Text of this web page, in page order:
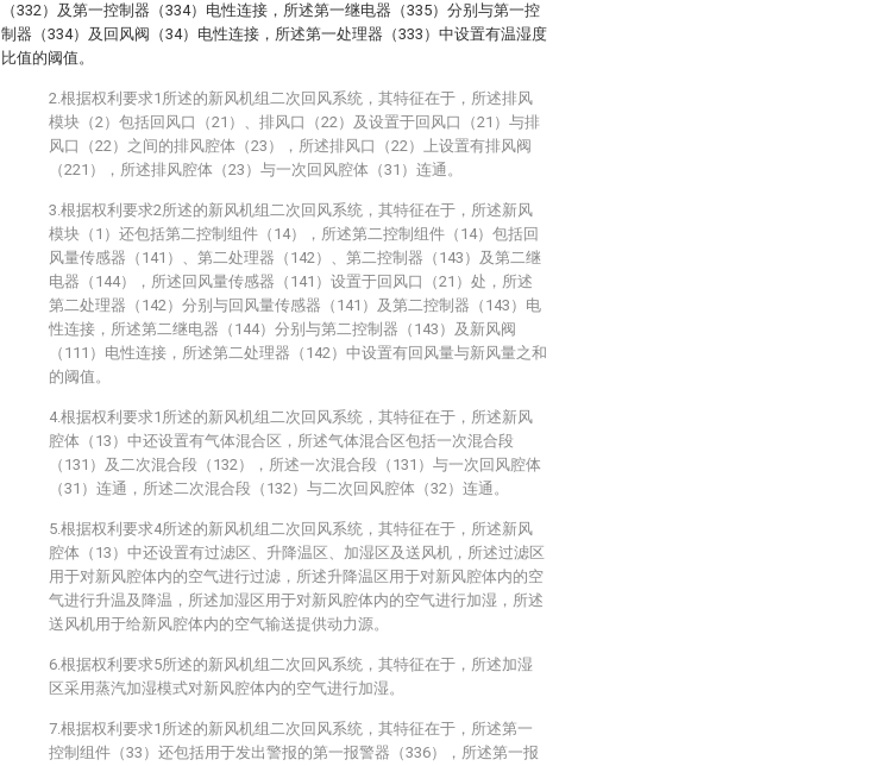
（332）及第一控制器（334）电性连接，所述第一继电器（335）分别与第一控
制器（334）及回风阀（34）电性连接，所述第一处理器（333）中设置有温湿度
比值的阈值。
2.根据权利要求1所述的新风机组二次回风系统，其特征在于，所述排风
模块（2）包括回风口（21）、排风口（22）及设置于回风口（21）与排
风口（22）之间的排风腔体（23），所述排风口（22）上设置有排风阀
（221），所述排风腔体（23）与一次回风腔体（31）连通。
3.根据权利要求2所述的新风机组二次回风系统，其特征在于，所述新风
模块（1）还包括第二控制组件（14），所述第二控制组件（14）包括回
风量传感器（141）、第二处理器（142）、第二控制器（143）及第二继
电器（144），所述回风量传感器（141）设置于回风口（21）处，所述
第二处理器（142）分别与回风量传感器（141）及第二控制器（143）电
性连接，所述第二继电器（144）分别与第二控制器（143）及新风阀
（111）电性连接，所述第二处理器（142）中设置有回风量与新风量之和
的阈值。
4.根据权利要求1所述的新风机组二次回风系统，其特征在于，所述新风
腔体（13）中还设置有气体混合区，所述气体混合区包括一次混合段
（131）及二次混合段（132），所述一次混合段（131）与一次回风腔体
（31）连通，所述二次混合段（132）与二次回风腔体（32）连通。
5.根据权利要求4所述的新风机组二次回风系统，其特征在于，所述新风
腔体（13）中还设置有过滤区、升降温区、加湿区及送风机，所述过滤区
用于对新风腔体内的空气进行过滤，所述升降温区用于对新风腔体内的空
气进行升温及降温，所述加湿区用于对新风腔体内的空气进行加湿，所述
送风机用于给新风腔体内的空气输送提供动力源。
6.根据权利要求5所述的新风机组二次回风系统，其特征在于，所述加湿
区采用蒸汽加湿模式对新风腔体内的空气进行加湿。
7.根据权利要求1所述的新风机组二次回风系统，其特征在于，所述第一
控制组件（33）还包括用于发出警报的第一报警器（336），所述第一报